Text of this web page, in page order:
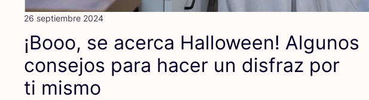
26 septiembre 2024
¡Booo, se acer­ca Hallo­ween! Algu­nos
con­se­jos para hacer un dis­fraz por
ti mismo